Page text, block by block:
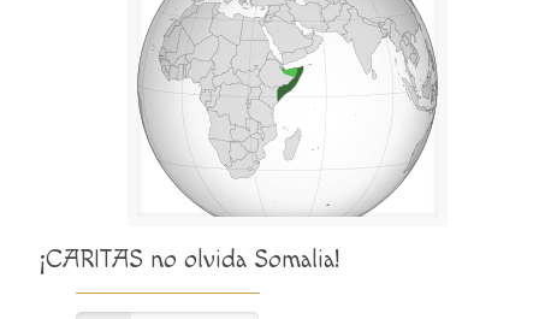
¡CARITAS no olvida Somalia!